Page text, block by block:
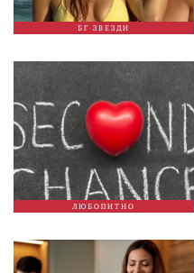
БГ ЗВЕЗДИ
ЛЮБОПИТНО